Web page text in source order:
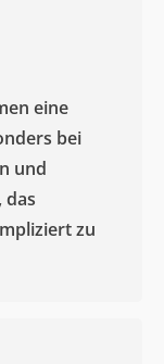
eine
bei
und
das
zu